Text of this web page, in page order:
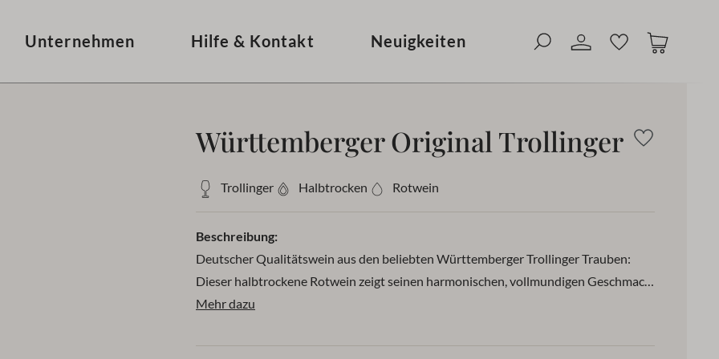
Unternehmen Hilfe & Kontakt Neuigkeiten
Württemberger Original Trollinger
Trollinger Halbtrocken Rotwein
Beschreibung:
Deutscher Qualitätswein aus den beliebten Württemberger Trollinger Trauben:
Dieser halbtrockene Rotwein zeigt seinen harmonischen, vollmundigen Geschmack
am besten bei einer Trinktemperatur von 14-16 °C.
Mehr dazu